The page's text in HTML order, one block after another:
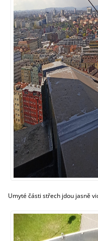
Umyté části střech jdou jasně